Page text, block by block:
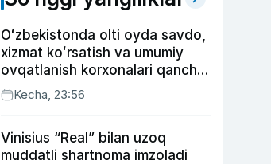
Oʻzbekistonda olti oyda savdo,
xizmat koʻrsatish va umumiy
ovqatlanish korxonalari qancha
soliq toʻlagani ochiqlandi
Kecha, 23:56
Vinisius “Real” bilan uzoq
muddatli shartnoma imzoladi